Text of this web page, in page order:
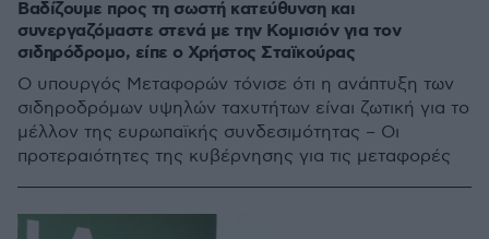
Βαδίζουμε προς τη σωστή κατεύθυνση και
συνεργαζόμαστε στενά με την Κομισιόν για τον
σιδηρόδρομο, είπε ο Χρήστος Σταϊκούρας
Ο υπουργός Μεταφορών τόνισε ότι η ανάπτυξη των
σιδηροδρόμων υψηλών ταχυτήτων είναι ζωτική για το
μέλλον της ευρωπαϊκής συνδεσιμότητας – Οι
προτεραιότητες της κυβέρνησης για τις μεταφορές